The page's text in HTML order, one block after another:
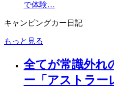
で体験…
キャンピングカー日記
もっと見る
全てが常識外れ
ー「アストラー